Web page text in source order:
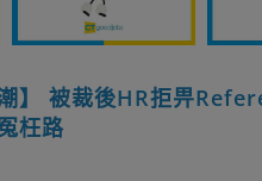
】 被裁後HR拒畀
枉路